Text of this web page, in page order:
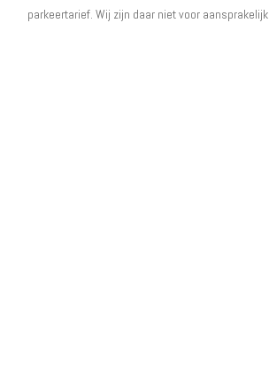
parkeertarief. Wij zijn daar niet voor aansprakelijk.